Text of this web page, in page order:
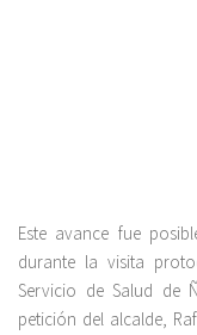
Este avance fue
durante la visita
Servicio de Salud de
petición del alcalde,